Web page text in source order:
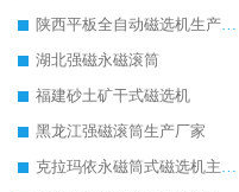
陕西平板全自动磁选机生产厂家
湖北强磁永磁滚筒
福建砂土矿干式磁选机
黑龙江强磁滚筒生产厂家
克拉玛依永磁筒式磁选机主要技术参数